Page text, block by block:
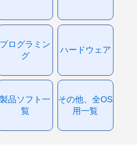
プログラミン
グ
ハードウェア
製品ソフト一
覧
その他、全OS
用一覧